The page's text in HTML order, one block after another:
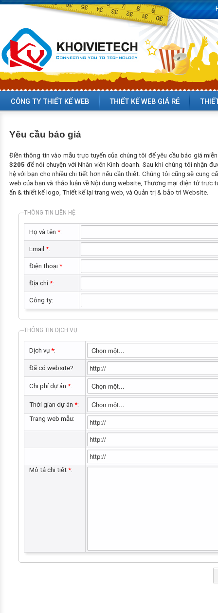
CÔNG TY THIẾT KẾ WEB THIẾT KẾ WEB GIÁ RẺ
Yêu cầu báo giá
Điền thông tin vào mẫu trực tuyến của chúng tôi để yêu cầu báo giá
3205 để nói chuyện với Nhân viên Kinh doanh. Sau khi chúng tôi nhận
hệ với bạn cho nhiều chi tiết hơn nếu cần thiết. Chúng tôi cũng sẽ cung
web của bạn và thảo luận về Nội dung website, Thương mại điện tử trực
ấn & thiết kế logo, Thiết kế lại trang web, và Quản trị & bảo trì Website.
THÔNG TIN LIÊN HỆ
Họ và tên *:
Email *:
Điện thoại *:
Địa chỉ *:
Công ty:
THÔNG TIN DỊCH VỤ
Dịch vụ *:
Đã có website?
Chi phí dự án *:
Thời gian dự án *:
Trang web mẫu:
Mô tả chi tiết *: